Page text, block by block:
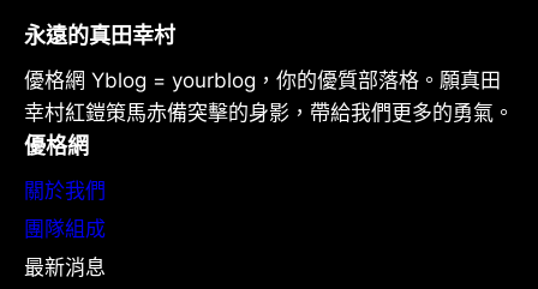
永遠的真田幸村
優格網 Yblog = yourblog，你的優質部落格。願真田
幸村紅鎧策馬赤備突擊的身影，帶給我們更多的勇氣。
優格網
關於我們
團隊組成
最新消息